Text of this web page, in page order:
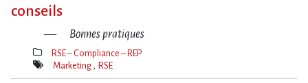
conseils
Bonnes pratiques
Thèmes(s)
RSE – Compliance – REP
Mot(s)-
Marketing RSE